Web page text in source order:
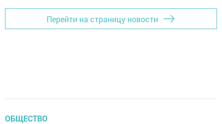
Перейти на страницу новости
ОБЩЕСТВО